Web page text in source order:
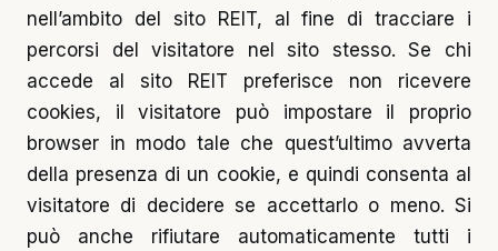
nell’ambito del sito REIT, al fine di tracciare i
percorsi del visitatore nel sito stesso. Se chi
accede al sito REIT preferisce non ricevere
cookies, il visitatore può impostare il proprio
browser in modo tale che quest’ultimo avverta
della presenza di un cookie, e quindi consenta al
visitatore di decidere se accettarlo o meno. Si
può anche rifiutare automaticamente tutti i